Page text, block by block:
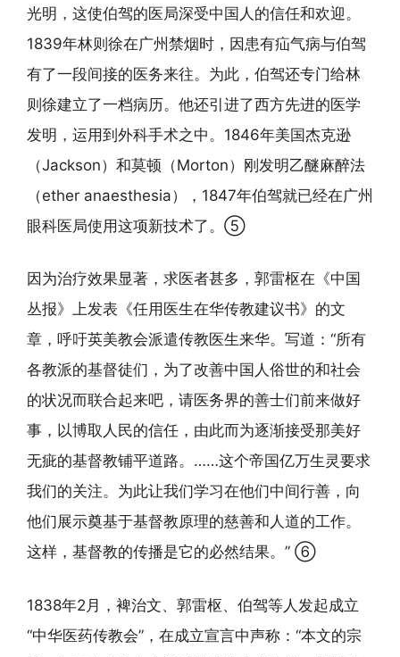
光明，这使伯驾的医局深受中国人的信任和欢迎。
1839年林则徐在广州禁烟时，因患有疝气病与伯驾
有了一段间接的医务来往。为此，伯驾还专门给林
则徐建立了一档病历。他还引进了西方先进的医学
发明，运用到外科手术之中。1846年美国杰克逊
（Jackson）和莫顿（Morton）刚发明乙醚麻醉法
（ether anaesthesia），1847年伯驾就已经在广州
眼科医局使用这项新技术了。⑤
因为治疗效果显著，求医者甚多，郭雷枢在《中国
丛报》上发表《任用医生在华传教建议书》的文
章，呼吁英美教会派遣传教医生来华。写道：“所有
各教派的基督徒们，为了改善中国人俗世的和社会
的状况而联合起来吧，请医务界的善士们前来做好
事，以博取人民的信任，由此而为逐渐接受那美好
无疵的基督教铺平道路。……这个帝国亿万生灵要求
我们的关注。为此让我们学习在他们中间行善，向
他们展示奠基于基督教原理的慈善和人道的工作。
这样，基督教的传播是它的必然结果。” ⑥
1838年2月，裨治文、郭雷枢、伯驾等人发起成立
“中华医药传教会”，在成立宣言中声称：“本文的宗